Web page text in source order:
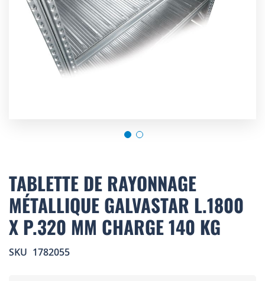
to
the
beginning
of
the
images
TABLETTE DE RAYONNAGE
MÉTALLIQUE GALVASTAR L.1800
X P.320 MM CHARGE 140 KG
SKU 1782055